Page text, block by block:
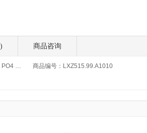
) 商品咨询
商品名称：RTC P(1CCL):Closed loop PO4 control, adjusting precipitant flow (1Channel) 商品编号：LXZ515.99.A1010